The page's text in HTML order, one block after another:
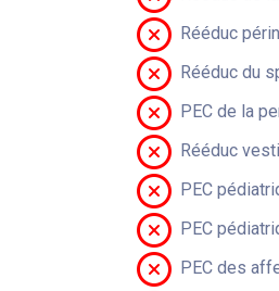
Rééduc
Rééduc du
PEC de la
Rééduc
PEC
PEC
PEC des